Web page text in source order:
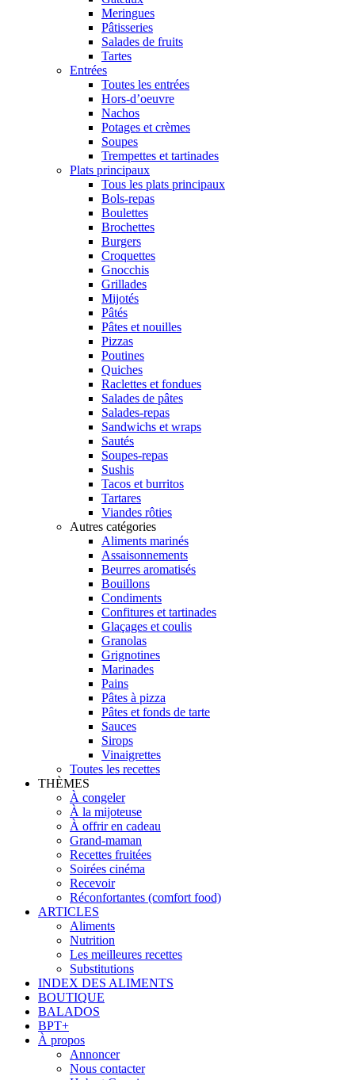
Meringues
Pâtisseries
Salades de fruits
Tartes
Entrées
Toutes les entrées
Hors-d’oeuvre
Nachos
Potages et crèmes
Soupes
Trempettes et tartinades
Plats principaux
Tous les plats principaux
Bols-repas
Boulettes
Brochettes
Burgers
Croquettes
Gnocchis
Grillades
Mijotés
Pâtés
Pâtes et nouilles
Pizzas
Poutines
Quiches
Raclettes et fondues
Salades de pâtes
Salades-repas
Sandwichs et wraps
Sautés
Soupes-repas
Sushis
Tacos et burritos
Tartares
Viandes rôties
Autres catégories
Aliments marinés
Assaisonnements
Beurres aromatisés
Bouillons
Condiments
Confitures et tartinades
Glaçages et coulis
Granolas
Grignotines
Marinades
Pains
Pâtes à pizza
Pâtes et fonds de tarte
Sauces
Sirops
Vinaigrettes
Toutes les recettes
THÈMES
À congeler
À la mijoteuse
À offrir en cadeau
Grand-maman
Recettes fruitées
Soirées cinéma
Recevoir
Réconfortantes (comfort food)
ARTICLES
Aliments
Nutrition
Les meilleures recettes
Substitutions
INDEX DES ALIMENTS
BOUTIQUE
BALADOS
BPT+
À propos
Annoncer
Nous contacter